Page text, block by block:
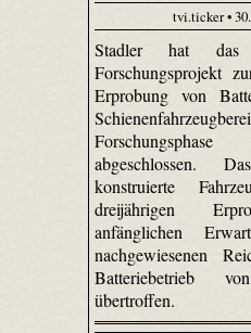
tvi.ticker •
Stadler hat das
Forschungsprojekt
Erprobung von
abgeschlossen.
konstruierte
dreijährigen
anfänglichen
nachgewiesenen
Batteriebetrieb
übertroffen.